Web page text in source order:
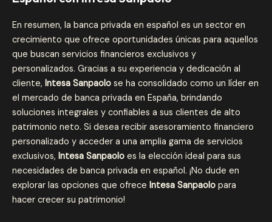
En resumen, la banca privada en español es un sector en
crecimiento que ofrece oportunidades únicas para aquellos
que buscan servicios financieros exclusivos y
personalizados. Gracias a su experiencia y dedicación al
cliente, Intesa Sanpaolo se ha consolidado como un líder en
el mercado de banca privada en España, brindando
soluciones integrales y confiables a sus clientes de alto
patrimonio neto. Si desea recibir asesoramiento financiero
personalizado y acceder a una amplia gama de servicios
exclusivos, Intesa Sanpaolo es la elección ideal para sus
necesidades de banca privada en español. ¡No dude en
explorar las opciones que ofrece Intesa Sanpaolo para
hacer crecer su patrimonio!